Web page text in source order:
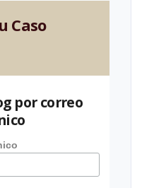
Caso
por correo